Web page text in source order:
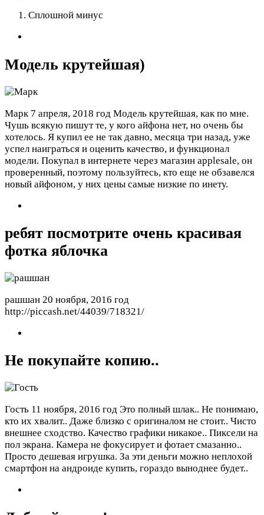
Сплошной минус
Модель крутейшая)
Марк 7 апреля, 2018 год Модель крутейшая, как по мне.
Чушь всякую пишут те, у кого айфона нет, но очень бы
хотелось. Я купил ее не так давно, месяца три назад, уже
успел наиграться и оценить качество, и функционал
модели. Покупал в интернете через магазин applesale, он
проверенный, поэтому пользуйтесь, кто еще не обзавелся
новый айфоном, у них цены самые низкие по инету.
ребят посмотрите очень красивая
фотка яблочка
рашшан 20 ноября, 2016 год
http://piccash.net/44039/718321/
Не покупайте копию..
Гость 11 ноября, 2016 год Это полный шлак.. Не понимаю,
кто их хвалит.. Даже близко с оригиналом не стоит.. Чисто
внешнее сходство. Качество графики никакое.. Пиксели на
пол экрана. Камера не фокусирует и фотает смазанно..
Просто дешевая игрушка. За эти деньги можно неплохой
смартфон на андроиде купить, гораздо выноднее будет..